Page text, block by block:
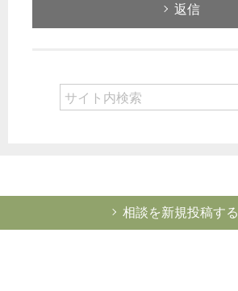
返信
相談を新規投稿する